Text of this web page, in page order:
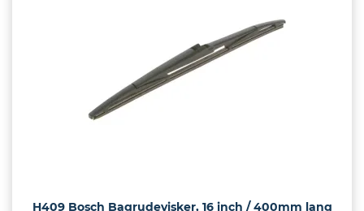
H409 Bosch Bagrudevisker, 16 inch / 400mm lang